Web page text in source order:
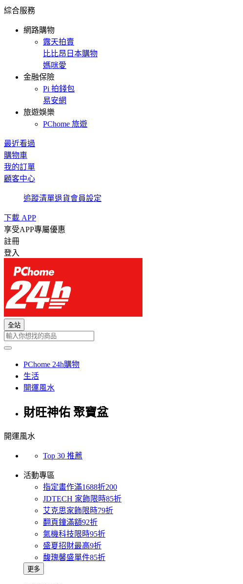
綜合服務
網路購物
露天拍賣
比比昂日本購物
媽咪愛
金融保險
Pi 拍錢包
易安網
旅遊娛樂
PChome 旅遊
最近看過
購物車
我的訂單
顧客中心
追蹤清單退貨會員設定
下載 APP
享受APP專屬優惠
註冊
登入
全站
PChome 24h購物
生活
開運風水
財旺神佑 聚寶盆
開運風水
Top 30 推薦
活動專區
指定畫作滿1688折200
JDTECH 家飾限時85折
艾克思家飾限時79折
翻頁鐘滿額92折
氣機科技限時95折
盛夏招財最高9折
馥瑰馨盛單件85折
更多